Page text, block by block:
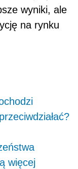
wyniki, ale
na rynku
więcej